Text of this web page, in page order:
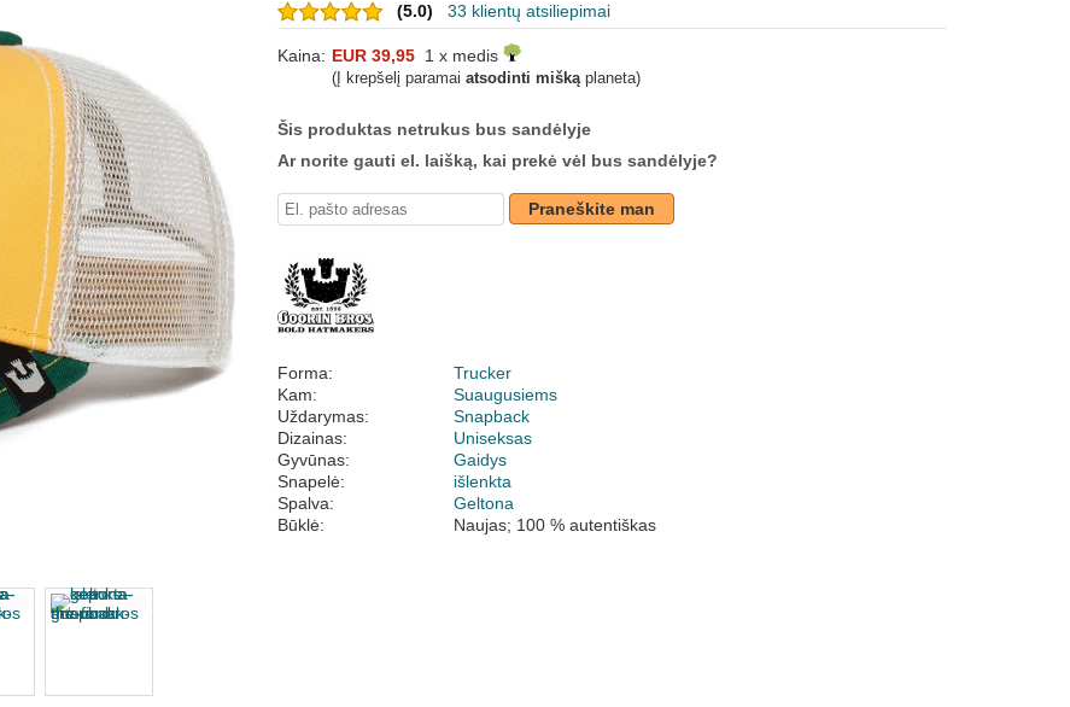
(5.0) 33 klientų atsiliepimai
Kaina: EUR 39,95 1 x medis
(Į krepšelį paramai atsodinti miškąplaneta)
Šis produktas netrukus bus sandėlyje
Ar norite gauti el. laišką, kai prekė vėl bus sandėlyje?
Praneškite man
Forma:
Trucker
Kam:
Suaugusiems
Uždarymas:
Snapback
Dizainas:
Uniseksas
Gyvūnas:
Gaidys
Snapelė:
išlenkta
Spalva:
Geltona
Būklė:
Naujas; 100 % autentiškas